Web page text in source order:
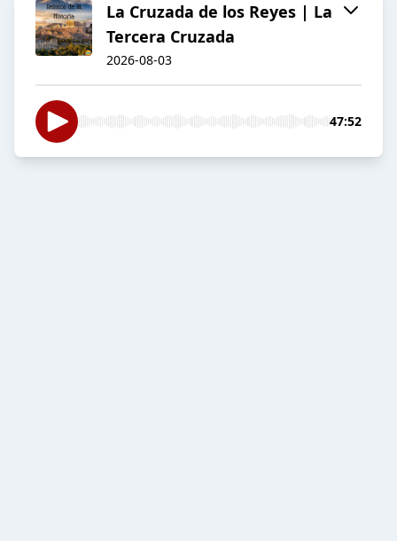
La Cruzada de los Reyes | La
Tercera Cruzada
2026-08-03
47:52